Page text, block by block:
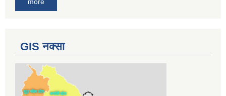
more
GIS नक्सा